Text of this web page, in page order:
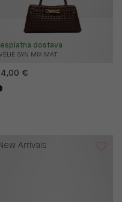
SYN MIX MAT
dostava
€
Arrivals